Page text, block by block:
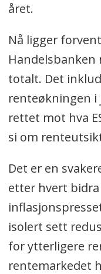
året.
Nå ligger
totalt. Det
renteøkningen
rettet mot hva
si om
Det er en
etter hvert
isolert sett
for ytterligere
rentemarkedet